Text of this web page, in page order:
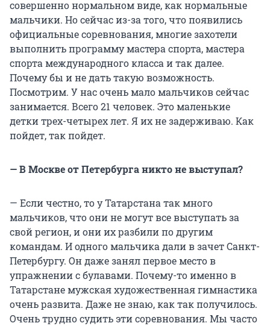
совершенно нормальном виде, как нормальные
мальчики. Но сейчас из-за того, что появились
официальные соревнования, многие захотели
выполнить программу мастера спорта, мастера
спорта международного класса и так далее.
Почему бы и не дать такую возможность.
Посмотрим. У нас очень мало мальчиков сейчас
занимается. Всего 21 человек. Это маленькие
детки трех-четырех лет. Я их не задерживаю. Как
пойдет, так пойдет.
— В Москве от Петербурга никто не выступал?
— Если честно, то у Татарстана так много
мальчиков, что они не могут все выступать за
свой регион, и они их разбили по другим
командам. И одного мальчика дали в зачет Санкт-
Петербургу. Он даже занял первое место в
упражнении с булавами. Почему-то именно в
Татарстане мужская художественная гимнастика
очень развита. Даже не знаю, как так получилось.
Очень трудно судить эти соревнования. Мы часто